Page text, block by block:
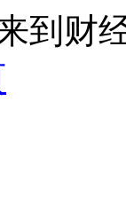
到财